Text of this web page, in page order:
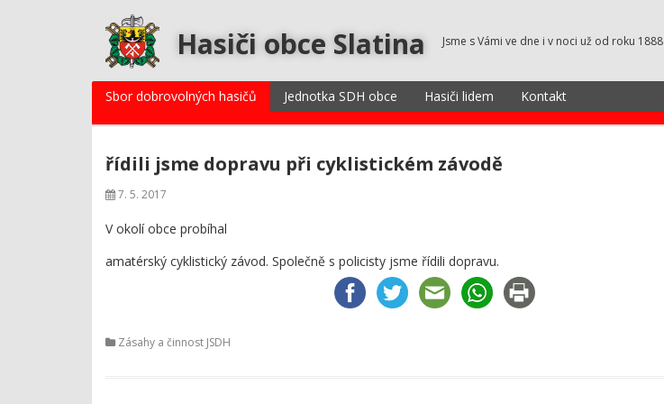
Hasiči obce Slatina Jsme s Vámi ve dne i v noci už od roku 1888
Sbor dobrovolných hasičů Jednotka SDH obce Hasiči lidem Kontakt
řídili jsme dopravu při cyklistickém závodě
7. 5. 2017
V okolí obce probíhal
amatérský cyklistický závod. Společně s policisty jsme řídili dopravu.
Zásahy a činnost JSDH